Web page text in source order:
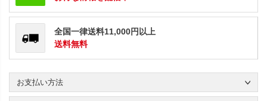
全国一律送料11,000円以上
送料無料
お支払い方法